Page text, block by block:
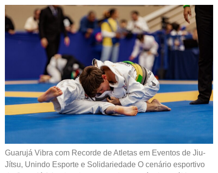
Guarujá Vibra com Recorde de Atletas em Eventos de Jiu-
Jítsu, Unindo Esporte e Solidariedade O cenário esportivo